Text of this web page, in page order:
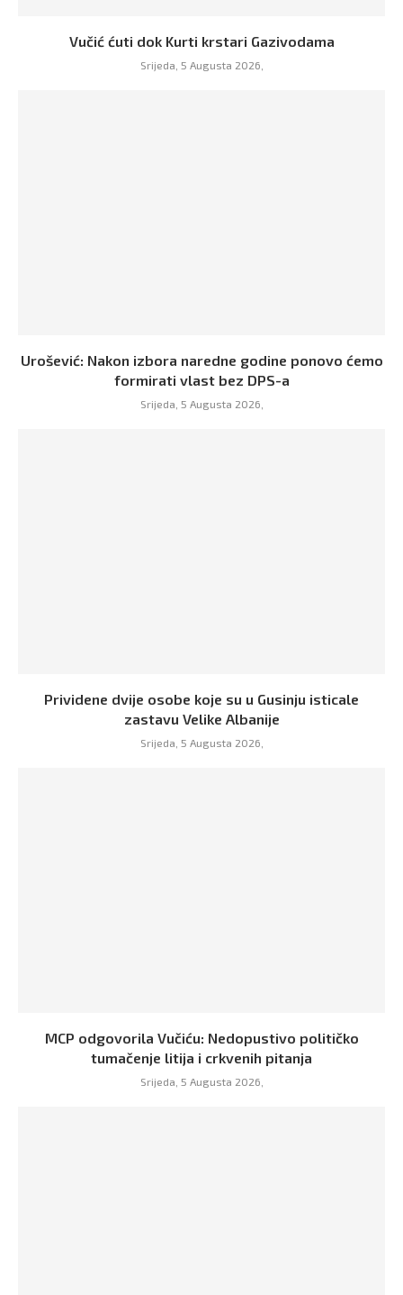
Vučić ćuti dok Kurti krstari Gazivodama
Srijeda, 5 Augusta 2026,
Urošević: Nakon izbora naredne godine ponovo ćemo
formirati vlast bez DPS-a
Srijeda, 5 Augusta 2026,
Prividene dvije osobe koje su u Gusinju isticale
zastavu Velike Albanije
Srijeda, 5 Augusta 2026,
MCP odgovorila Vučiću: Nedopustivo političko
tumačenje litija i crkvenih pitanja
Srijeda, 5 Augusta 2026,